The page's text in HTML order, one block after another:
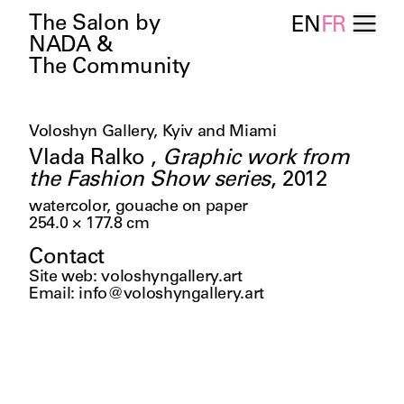
The Salon by
NADA &
The Community
ENFR
Voloshyn Gallery, Kyiv and Miami
Vlada Ralko , Graphic work from
the Fashion Show series, 2012
watercolor, gouache on paper
254.0 × 177.8 cm
Contact
Site web:voloshyngallery.art
Email: info@voloshyngallery.art